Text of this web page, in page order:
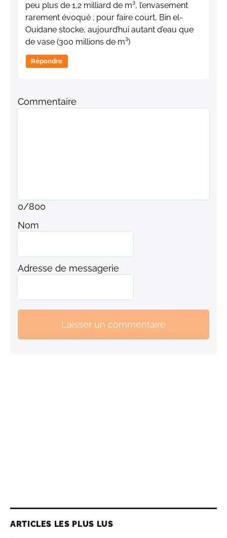
peu plus de 1,2 milliard de m³, l’envasement
rarement évoqué ; pour faire court, Bin el-
Ouidane stocke, aujourd’hui autant d’eau que
de vase (300 millions de m³)
Répondre
Commentaire
0/800
Nom
Adresse de messagerie
Laisser un commentaire
ARTICLES LES PLUS LUS